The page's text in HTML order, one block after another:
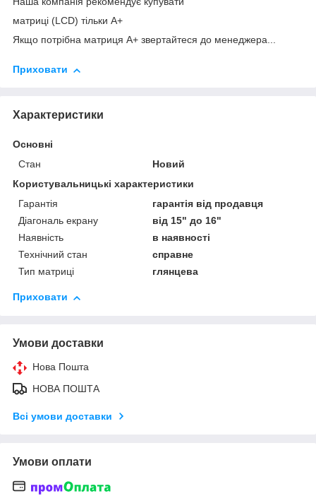
матриці (LCD) тільки А+
Якщо потрібна матриця А+ звертайтеся до менеджера...
Приховати
Характеристики
Основні
Стан
Новий
Користувальницькі характеристики
Гарантія
гарантія від продавця
Діагональ екрану
від 15" до 16"
Наявність
в наявності
Технічний стан
справне
Тип матриці
глянцева
Приховати
Умови доставки
Нова Пошта
НОВА ПОШТА
Всі умови доставки
Умови оплати